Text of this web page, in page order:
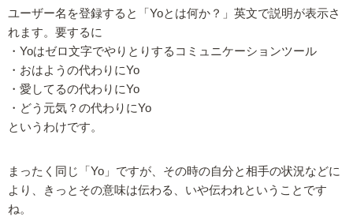
ユーザー名を登録すると「Yoとは何か？」英文で説明が表示さ
れます。要するに
・Yoはゼロ文字でやりとりするコミュニケーションツール
・おはようの代わりにYo
・愛してるの代わりにYo
・どう元気？の代わりにYo
というわけです。
まったく同じ「Yo」ですが、その時の自分と相手の状況などに
より、きっとその意味は伝わる、いや伝われということです
ね。